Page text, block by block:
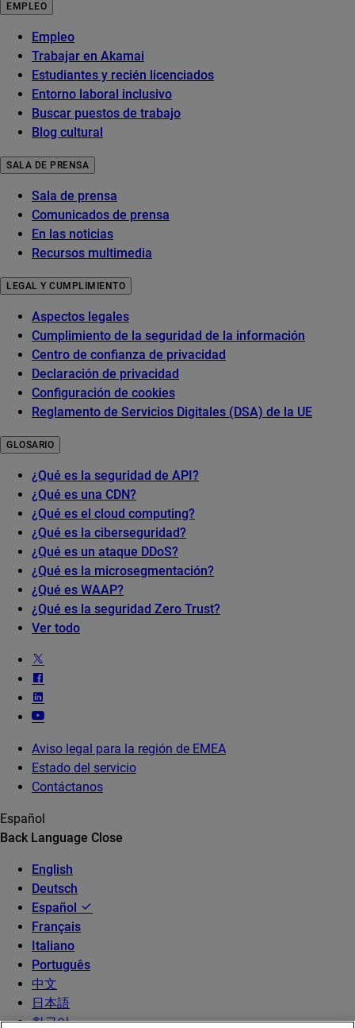
EMPLEO
Empleo
Trabajar en Akamai
Estudiantes y recién licenciados
Entorno laboral inclusivo
Buscar puestos de trabajo
Blog cultural
SALA DE PRENSA
Sala de prensa
Comunicados de prensa
En las noticias
Recursos multimedia
LEGAL Y CUMPLIMIENTO
Aspectos legales
Cumplimiento de la seguridad de la información
Centro de confianza de privacidad
Declaración de privacidad
Configuración de cookies
Reglamento de Servicios Digitales (DSA) de la UE
GLOSARIO
¿Qué es la seguridad de API?
¿Qué es una CDN?
¿Qué es el cloud computing?
¿Qué es la ciberseguridad?
¿Qué es un ataque DDoS?
¿Qué es la microsegmentación?
¿Qué es WAAP?
¿Qué es la seguridad Zero Trust?
Ver todo
Aviso legal para la región de EMEA
Estado del servicio
Contáctanos
Español
Back Language Close
English
Deutsch
Español
Français
Italiano
Português
中文
日本語
한국어